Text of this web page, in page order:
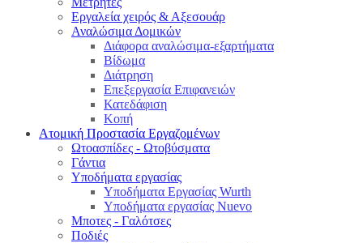
Εργαλεία χειρός & Αξεσουάρ
Αναλώσιμα Δομικών
Διάφορα αναλώσιμα-εξαρτήματα
Βίδωμα
Διάτρηση
Επεξεργασία Επιφανειών
Κατεδάφιση
Κοπή
Ατομική Προστασία Εργαζομένων
Ωτοασπίδες - Ωτοβύσματα
Γάντια
Υποδήματα εργασίας
Υποδήματα Εργασίας Wurth
Υποδήματα εργασίας Nuevo
Μποτες - Γαλότσες
Ποδιές